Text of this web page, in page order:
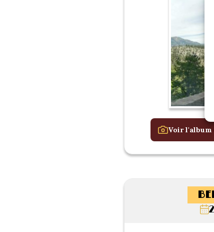
Voir l'album